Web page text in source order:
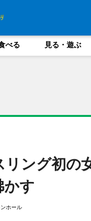
べる 見る・遊ぶ
リング初
かす
ホール